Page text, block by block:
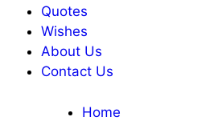
Quotes
Wishes
About Us
Contact Us
Home